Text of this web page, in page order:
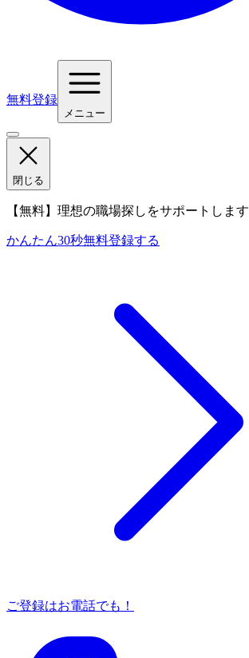
無料登録
メニュー
閉じる
【無料】理想の職場探しをサポートします
かんたん30秒無料登録する
ご登録はお電話でも！